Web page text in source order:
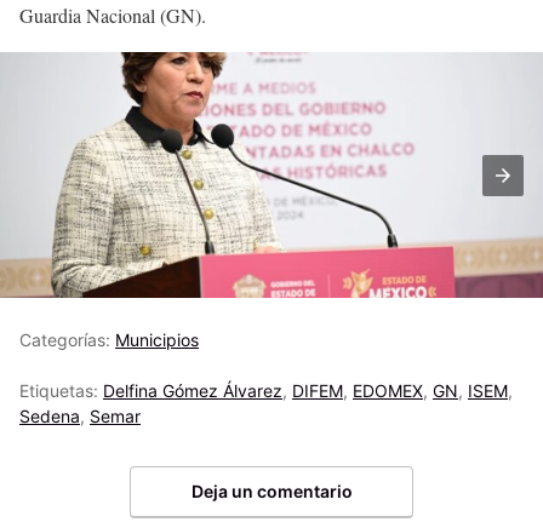
Guardia Nacional (GN).
Categorías: Municipios
Etiquetas: Delfina Gómez Álvarez, DIFEM, EDOMEX, GN, ISEM,
Sedena, Semar
Deja un comentario